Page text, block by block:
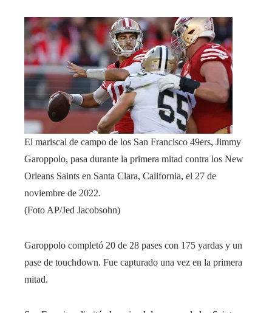
El mariscal de campo de los San Francisco 49ers, Jimmy
Garoppolo, pasa durante la primera mitad contra los New
Orleans Saints en Santa Clara, California, el 27 de
noviembre de 2022.
(Foto AP/Jed Jacobsohn)
Garoppolo completó 20 de 28 pases con 175 yardas y un
pase de touchdown. Fue capturado una vez en la primera
mitad.